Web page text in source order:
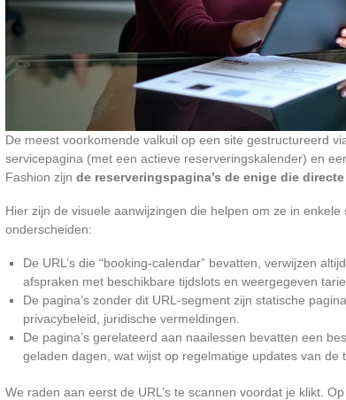
De meest voorkomende valkuil op een site gestructureerd
servicepagina (met een actieve reserveringskalender) en
Fashion zijn de reserveringspagina’s de enige die
Hier zijn de visuele aanwijzingen die helpen om ze in
onderscheiden:
De URL’s die “booking-calendar” bevatten, verwijzen
afspraken met beschikbare tijdslots en weergegeven
De pagina’s zonder dit URL-segment zijn statische
privacybeleid, juridische vermeldingen.
De pagina’s gerelateerd aan naailessen bevatten een
geladen dagen, wat wijst op regelmatige updates van de
We raden aan eerst de URL’s te scannen voordat je klikt.